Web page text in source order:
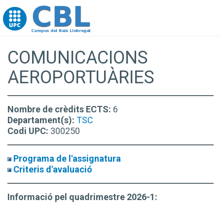
Go to upc.edu
COMUNICACIONS
AEROPORTUÀRIES
Nombre de crèdits ECTS: 6
Departament(s): TSC
Codi UPC: 300250
Programa de l'assignatura
Criteris d'avaluació
Informació pel quadrimestre 2026-1: